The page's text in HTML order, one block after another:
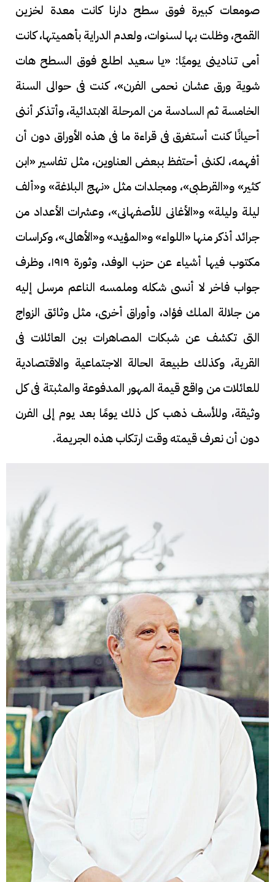
صومعات كبيرة فوق سطح دارنا كانت معدة لخزين
القمح، وظلت بها لسنوات، ولعدم الدراية بأهميتها، كانت
أمى تنادينى يوميًا: «يا سعيد اطلع فوق السطح هات
شوية ورق عشان نحمى الفرن»، كنت فى حوالى السنة
الخامسة ثم السادسة من المرحلة الابتدائية، وأتذكر أننى
أحيانًا كنت أستغرق فى قراءة ما فى هذه الأوراق دون أن
أفهمه، لكننى أحتفظ ببعض العناوين، مثل تفاسير «ابن
كثير» و«القرطبى»، ومجلدات مثل «نهج البلاغة» و«ألف
ليلة وليلة» و«الأغانى للأصفهانى»، وعشرات الأعداد من
جرائد أذكر منها «اللواء» و«المؤيد» و«الأهالى»، وكراسات
مكتوب فيها أشياء عن حزب الوفد، وثورة ١٩١٩، وظرف
جواب فاخر لا أنسى شكله وملمسه الناعم مرسل إليه
من جلالة الملك فؤاد، وأوراق أخرى، مثل وثائق الزواج
التى تكشف عن شبكات المصاهرات بين العائلات فى
القرية، وكذلك طبيعة الحالة الاجتماعية والاقتصادية
للعائلات من واقع قيمة المهور المدفوعة والمثبتة فى كل
وثيقة، وللأسف ذهب كل ذلك يومًا بعد يوم إلى الفرن
دون أن نعرف قيمته وقت ارتكاب هذه الجريمة.